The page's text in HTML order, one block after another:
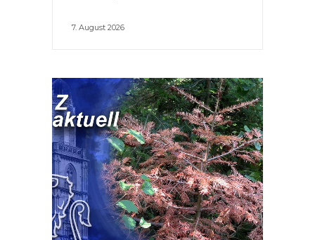
7. August 2026